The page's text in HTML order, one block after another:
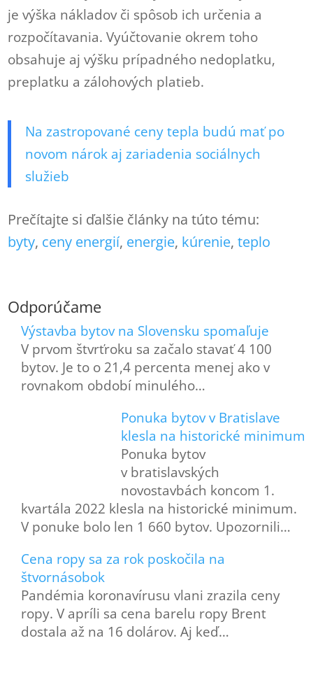
je výška nákladov či spôsob ich určenia a
rozpočítavania. Vyúčtovanie okrem toho
obsahuje aj výšku prípadného nedoplatku,
preplatku a zálohových platieb.
Na zastropované ceny tepla budú mať po
novom nárok aj zariadenia sociálnych
služieb
Prečítajte si ďalšie články na túto tému:
byty, ceny energií, energie, kúrenie, teplo
Odporúčame
Výstavba bytov na Slovensku spomaľuje
V prvom štvrťroku sa začalo stavať 4 100
bytov. Je to o 21,4 percenta menej ako v
rovnakom období minulého…
Ponuka bytov v Bratislave
klesla na historické minimum
Ponuka bytov
v bratislavských
novostavbách koncom 1.
kvartála 2022 klesla na historické minimum.
V ponuke bolo len 1 660 bytov. Upozornili…
Cena ropy sa za rok poskočila na
štvornásobok
Pandémia koronavírusu vlani zrazila ceny
ropy. V apríli sa cena barelu ropy Brent
dostala až na 16 dolárov. Aj keď…